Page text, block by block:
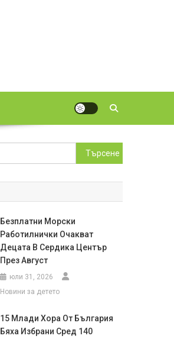
Търсене
за:
Безплатни Морски
Работилнички Очакват
Децата В Сердика Център
През Август
юли 31, 2026
Новини за детето
15 Млади Хора От България
Бяха Избрани Сред 140